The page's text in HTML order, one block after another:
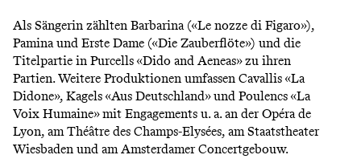
n
ü
Als Sängerin zählten Barbarina («Le nozze di Figaro»),
Pamina und Erste Dame («Die Zauberflöte») und die
Titelpartie in Purcells «Dido and Aeneas» zu ihren
Partien. Weitere Produktionen umfassen Cavallis «La
Didone», Kagels «Aus Deutschland» und Poulencs «La
Voix Humaine» mit Engagements u. a. an der Opéra de
Lyon, am Théâtre des Champs-Elysées, am Staatstheater
Wiesbaden und am Amsterdamer Concertgebouw.